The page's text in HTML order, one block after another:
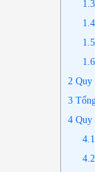
1.3
1.4
1.5
1.6
2 Quy
3
4 Quy
4.1
4.2